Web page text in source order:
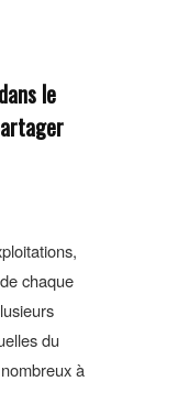
le
chaque
du
à